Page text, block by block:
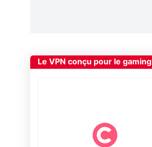
Le VPN conçu pour le gaming